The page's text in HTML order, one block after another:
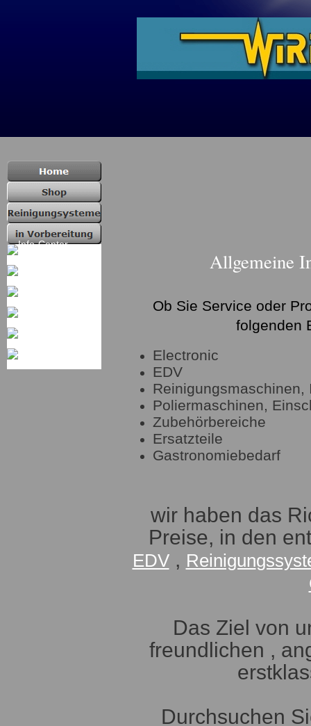
Allgemeine
Ob Sie Service oder
folgenden
Electronic
EDV
Reinigungsmaschinen,
Poliermaschinen,
Zubehörbereiche
Ersatzteile
Gastronomiebedarf
wir haben das
Preise, in den
EDV, Reinigun
Das Ziel von
freundlichen ,
Durchsuchen